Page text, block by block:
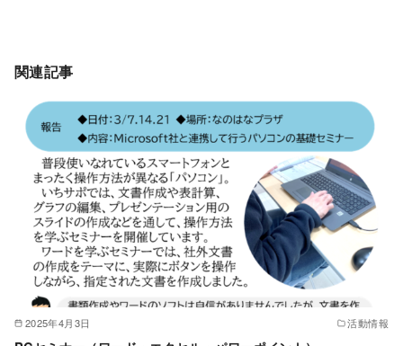
関連記事
2025年4月3日 活動情報